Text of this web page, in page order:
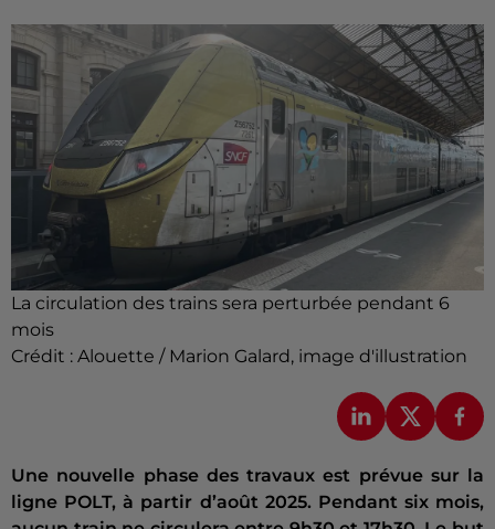
La circulation des trains sera perturbée pendant 6
mois
Crédit : Alouette / Marion Galard, image d'illustration
Une nouvelle phase des travaux est prévue sur la
ligne POLT, à partir d’août 2025. Pendant six mois,